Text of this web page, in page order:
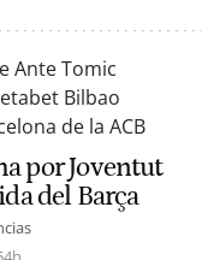
por Joventut
del Barça